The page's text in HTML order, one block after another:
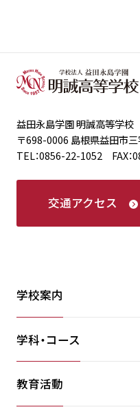
益田永島学園 明誠高等学校
〒698-0006 島根県益田市
TEL：0856-22-1052 FAX：
交通アクセス
学校案内
学科・コース
教育活動